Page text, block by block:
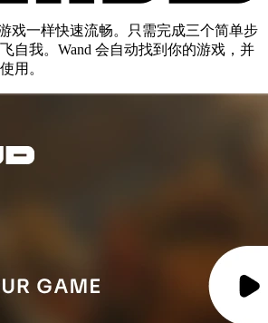
戏一样快速流畅。只需完成三个简单步
自我。Wand 会自动找到你的游戏，并
用。